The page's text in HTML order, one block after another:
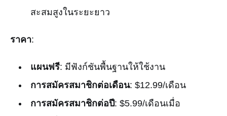
สะสมสูงในระยะยาว
ราคา:
แผนฟรี: มีฟังก์ชันพื้นฐานให้ใช้งาน
การสมัครสมาชิกต่อเดือน: $12.99/เดือน
การสมัครสมาชิกต่อปี: $5.99/เดือนเมื่อ